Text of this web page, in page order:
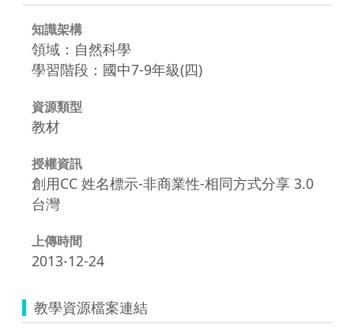
知識架構
領域：自然科學
學習階段：國中7-9年級(四)
資源類型
教材
授權資訊
創用CC 姓名標示-非商業性-相同方式分享 3.0
台灣
上傳時間
2013-12-24
教學資源檔案連結